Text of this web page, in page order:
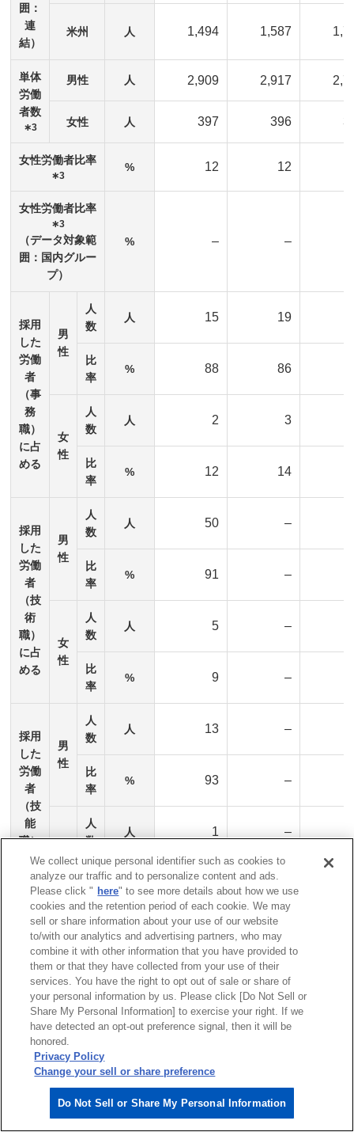
囲：
連
結）
米州 人 1,494 1,587
単体
労働
者数
∗3
男性 人 2,909 2,917
女性 人 397 396
女性労働者比率
∗3
% 12 12
女性労働者比率
∗3
（データ対象範
囲：国内グルー
プ）
% – –
採用
した
労働
者
（事
務
職）
に占
める
男
性
人
数
人 15 19
比
率
% 88 86
女
性
人
数
人 2 3
比
率
% 12 14
採用
した
労働
者
（技
術
職）
に占
める
男
性
人
数
人 50 –
比
率
% 91 –
女
性
人
数
人 5 –
比
率
% 9 –
採用
した
労働
者
（技
能
職）
に占
める
男
性
人
数
人 13 –
比
率
% 93 –
性
人
数
人 1 –
比
率
% 7
採用
した
労働
者
（技
術
職）
に占
める
男
性
人
数
人 – 70
比
率
% – 91
女
性
人
比
率
% – 9
We collect unique personal identifier such as cookies to
analyze our traffic and to personalize content and ads.
Please click " here" to see more details about how we use
cookies and the retention period of each cookie. We may
sell or share information about your use of our website
to/with our analytics and advertising partners, who may
combine it with other information that you have provided to
them or that they have collected from your use of their
services. You have the right to opt out of sale or share of
your personal information by us. Please click [Do Not Sell or
Share My Personal Information] to exercise your right. If we
have detected an opt-out preference signal, then it will be
honored.
Privacy Policy
Change your sell or share preference
Do Not Sell or Share My Personal Information